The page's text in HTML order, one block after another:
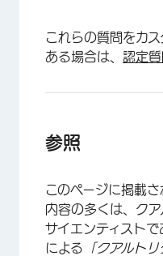
これらの質問をカ
ある場合は、 認定
参照
このページに掲載
内容の多くは、ク
サイエンティスト
による 「クアルト